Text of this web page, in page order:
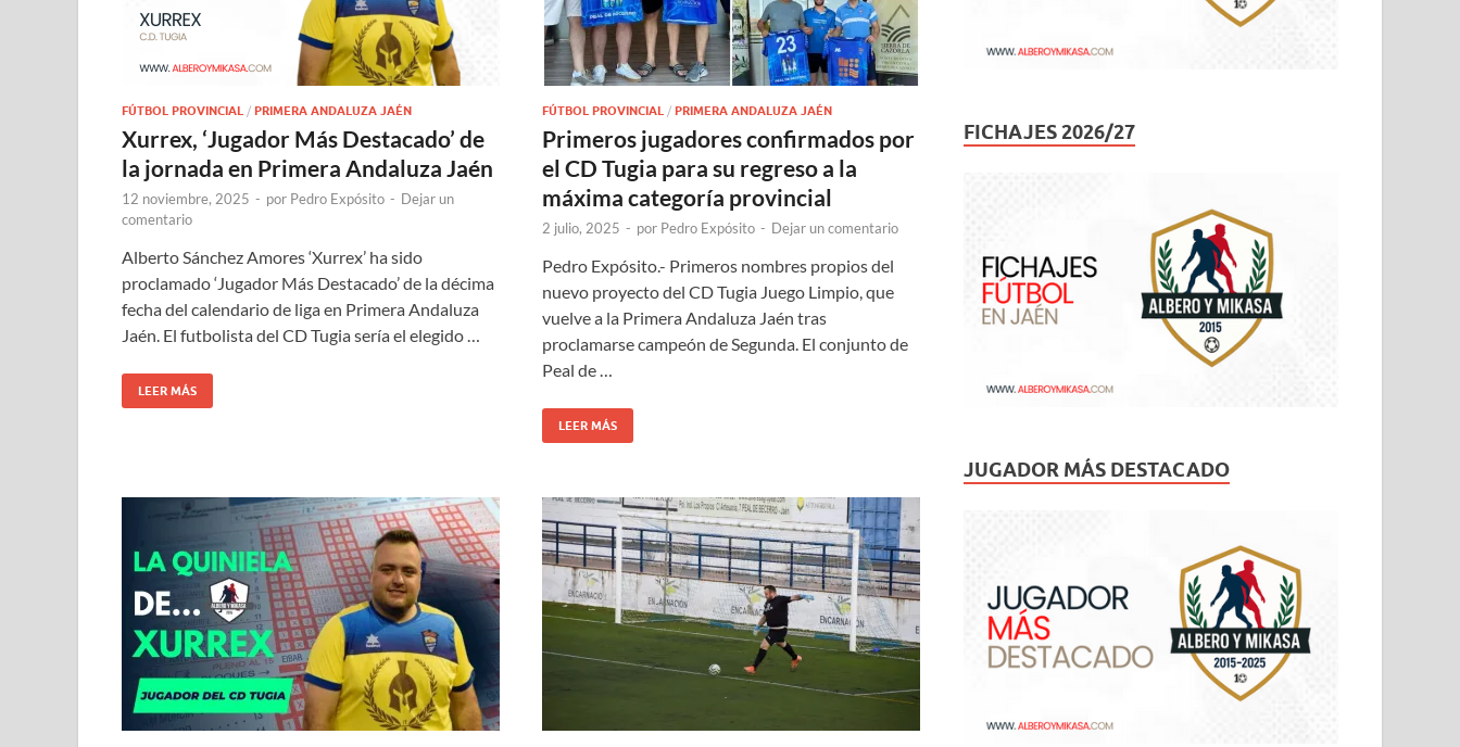
FÚTBOL PROVINCIAL / PRIMERA ANDALUZA JAÉN
Xurrex, ‘Jugador Más Destacado’ de
la jornada en Primera Andaluza Jaén
12 noviembre, 2025 - por Pedro Expósito - Dejar un
comentario
Alberto Sánchez Amores ‘Xurrex’ ha sido
proclamado ‘Jugador Más Destacado’ de la décima
fecha del calendario de liga en Primera Andaluza
Jaén. El futbolista del CD Tugia sería el elegido …
LEER MÁS
FÚTBOL PROVINCIAL / PRIMERA ANDALUZA JAÉN
Primeros jugadores confirmados por
el CD Tugia para su regreso a la
máxima categoría provincial
2 julio, 2025 - por Pedro Expósito - Dejar un comentario
Pedro Expósito.- Primeros nombres propios del
nuevo proyecto del CD Tugia Juego Limpio, que
vuelve a la Primera Andaluza Jaén tras
proclamarse campeón de Segunda. El conjunto de
Peal de …
LEER MÁS
FICHAJES 2026/27
JUGADOR MÁS DESTACADO